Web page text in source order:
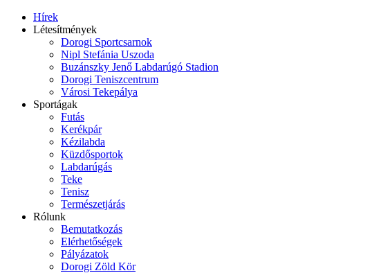
Hírek
Létesítmények
Dorogi Sportcsarnok
Nipl Stefánia Uszoda
Buzánszky Jenő Labdarúgó Stadion
Dorogi Teniszcentrum
Városi Tekepálya
Sportágak
Futás
Kerékpár
Kézilabda
Küzdősportok
Labdarúgás
Teke
Tenisz
Természetjárás
Rólunk
Bemutatkozás
Elérhetőségek
Pályázatok
Dorogi Zöld Kör